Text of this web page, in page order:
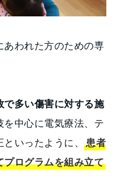
あわれた方のための専
で多い傷害に対する施
を中心に電気療法、テ
といったように、患者
プログラムを組み立て